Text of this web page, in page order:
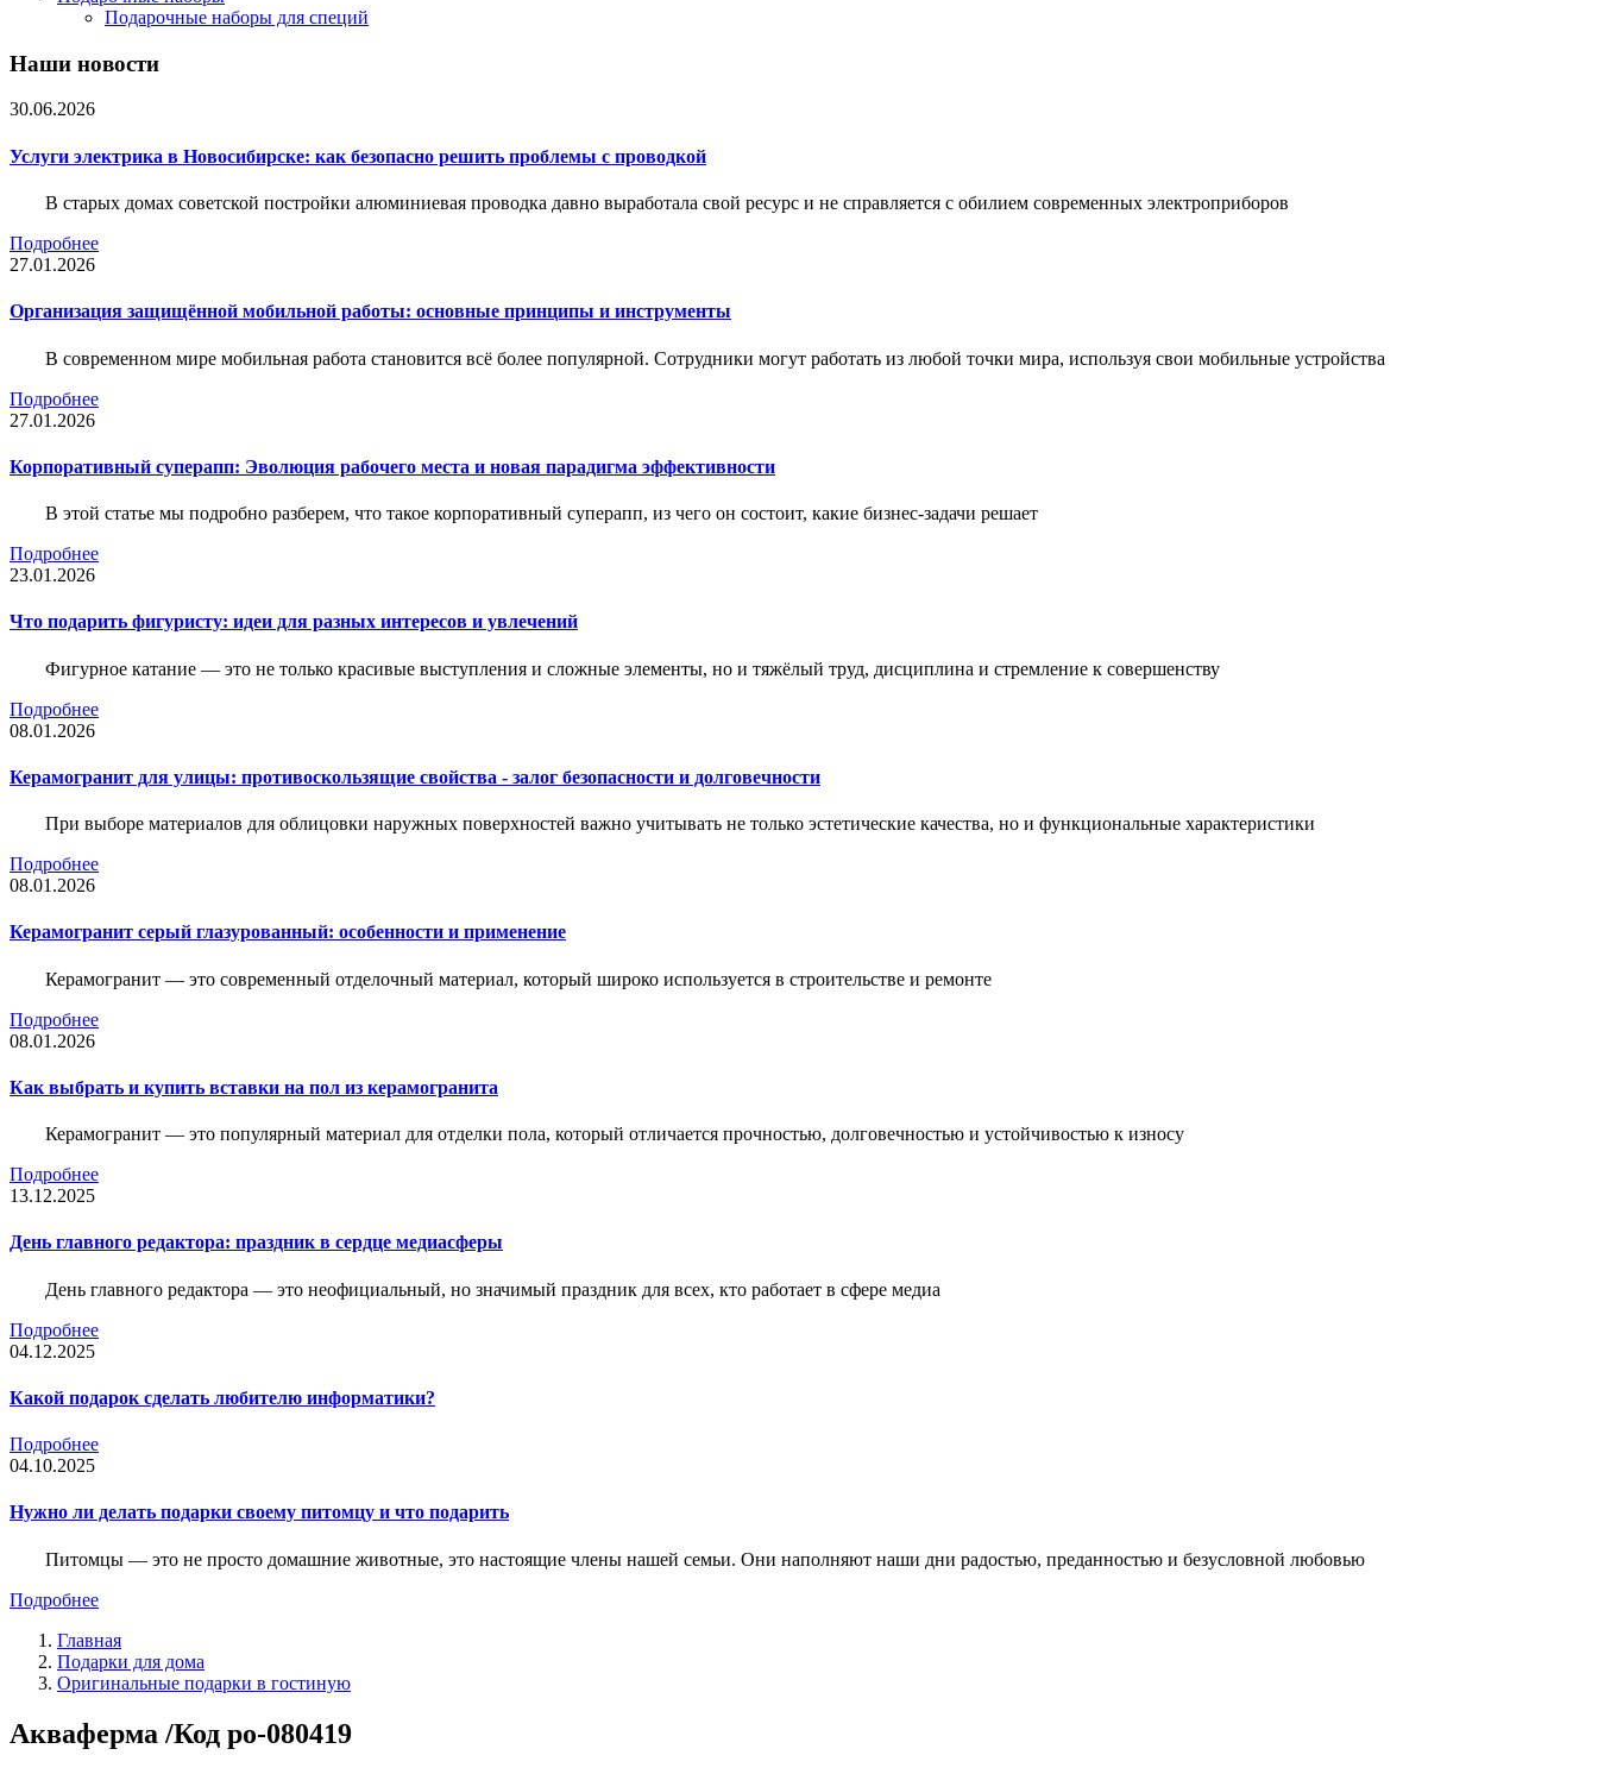
Подарочные наборы для специй
Наши новости
30.06.2026
Услуги электрика в Новосибирске: как безопасно решить проблемы с проводкой
В старых домах советской постройки алюминиевая проводка давно выработала свой ресурс и не справляется с обилием современных электроприборов
Подробнее
27.01.2026
Организация защищённой мобильной работы: основные принципы и инструменты
В современном мире мобильная работа становится всё более популярной. Сотрудники могут работать из любой точки мира, используя свои мобильные устройства
Подробнее
27.01.2026
Корпоративный суперапп: Эволюция рабочего места и новая парадигма эффективности
В этой статье мы подробно разберем, что такое корпоративный суперапп, из чего он состоит, какие бизнес-задачи решает
Подробнее
23.01.2026
Что подарить фигуристу: идеи для разных интересов и увлечений
Фигурное катание — это не только красивые выступления и сложные элементы, но и тяжёлый труд, дисциплина и стремление к совершенству
Подробнее
08.01.2026
Керамогранит для улицы: противоскользящие свойства - залог безопасности и долговечности
При выборе материалов для облицовки наружных поверхностей важно учитывать не только эстетические качества, но и функциональные характеристики
Подробнее
08.01.2026
Керамогранит серый глазурованный: особенности и применение
Керамогранит — это современный отделочный материал, который широко используется в строительстве и ремонте
Подробнее
08.01.2026
Как выбрать и купить вставки на пол из керамогранита
Керамогранит — это популярный материал для отделки пола, который отличается прочностью, долговечностью и устойчивостью к износу
Подробнее
13.12.2025
День главного редактора: праздник в сердце медиасферы
День главного редактора — это неофициальный, но значимый праздник для всех, кто работает в сфере медиа
Подробнее
04.12.2025
Какой подарок сделать любителю информатики?
Подробнее
04.10.2025
Нужно ли делать подарки своему питомцу и что подарить
Питомцы — это не просто домашние животные, это настоящие члены нашей семьи. Они наполняют наши дни радостью, преданностью и безусловной любовью
Подробнее
Главная
Подарки для дома
Оригинальные подарки в гостиную
Акваферма /Код po-080419